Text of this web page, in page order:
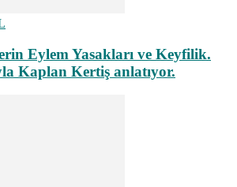
Eylem Yasakları ve Keyfilik.
Kaplan Kertiş anlatıyor.